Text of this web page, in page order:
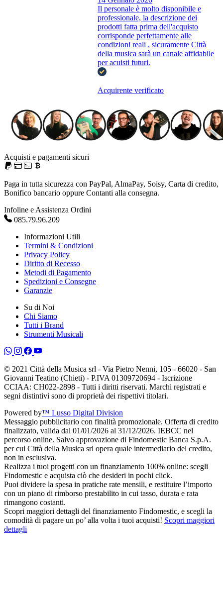
Il personale è molto disponibile e
professionale, la descrizione dei
prodotti fatta prima dell'acquisto
corrisponde perfettamente alle
condizioni reali , sicuramente Città
della musica sarà un canale affidabile
per acuisti futuri.
Acquirente verificato
Acquisti e pagamenti sicuri
Paga in tutta sicurezza con PayPal, AlmaPay, Soisy, Carta di credito,
Bonifico bancario oppure Contanti alla consegna.
Infoline e Assistenza Ordini
085.79.96.209
Informazioni Utili
Termini & Condizioni
Privacy Policy
Diritto di Recesso
Metodi di Pagamento
Spedizioni e Consegne
Garanzie
Su di Noi
Chi Siamo
Tutti i Brand
Strumenti Musicali
© 2021 Città della Musica srl - Via Pietro Nenni, 105 - 66020 - San
Giovanni Teatino (Chieti) - P.IVA 01309720694 - Iscrizione
CCIAA: CH022-2898 - Tutti i diritti riservati. Marchi registrati e
segni distintivi sono di proprietà dei rispettivi titolari.
Powered by™ Lusso Digital Division
Messaggio pubblicitario con finalità promozionale. Offerta di credito
finalizzato, valida dal 01/01/2026 al 31/12/2026. IEBCC nel
percorso online. Salvo approvazione di Findomestic Banca S.p.A.
per cui Città della Musica srl opera quale intermediario del credito,
non in esclusiva.
Realizza i tuoi progetti con un finanziamento 100% online: scegli
Findomestic e acquista ciò che desideri in pochi click.
Puoi dividere la spesa in pratiche rate mensili, e restituire l’importo
con un piano di rimborso prestabilito in cui tasso, durata e rata
rimangono costanti.
Scopri maggiori dettagli del finanziamento Findomestic, e scegli la
comodità di pagare un po’ alla volta i tuoi acquisti! Scopri maggiori
dettagli